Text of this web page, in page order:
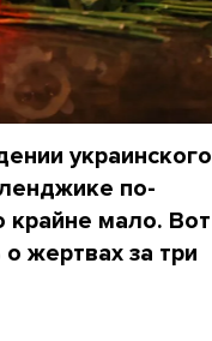
украинского
по-
крайне мало. Вот
жертвах за три